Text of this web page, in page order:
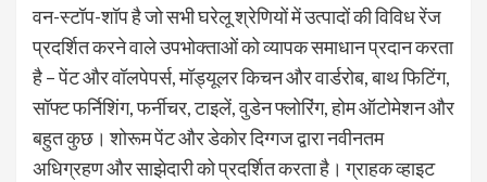
वन-स्टॉप-शॉप है जो सभी घरेलू श्रेणियों में उत्पादों की विविध रेंज
प्रदर्शित करने वाले उपभोक्ताओं को व्यापक समाधान प्रदान करता
है – पेंट और वॉलपेपर्स, मॉड्यूलर किचन और वार्डरोब, बाथ फिटिंग,
सॉफ्ट फर्निशिंग, फर्नीचर, टाइलें, वुडेन फ्लोरिंग, होम ऑटोमेशन और
बहुत कुछ। शोरूम पेंट और डेकोर दिग्गज द्वारा नवीनतम
अधिग्रहण और साझेदारी को प्रदर्शित करता है। ग्राहक व्हाइट